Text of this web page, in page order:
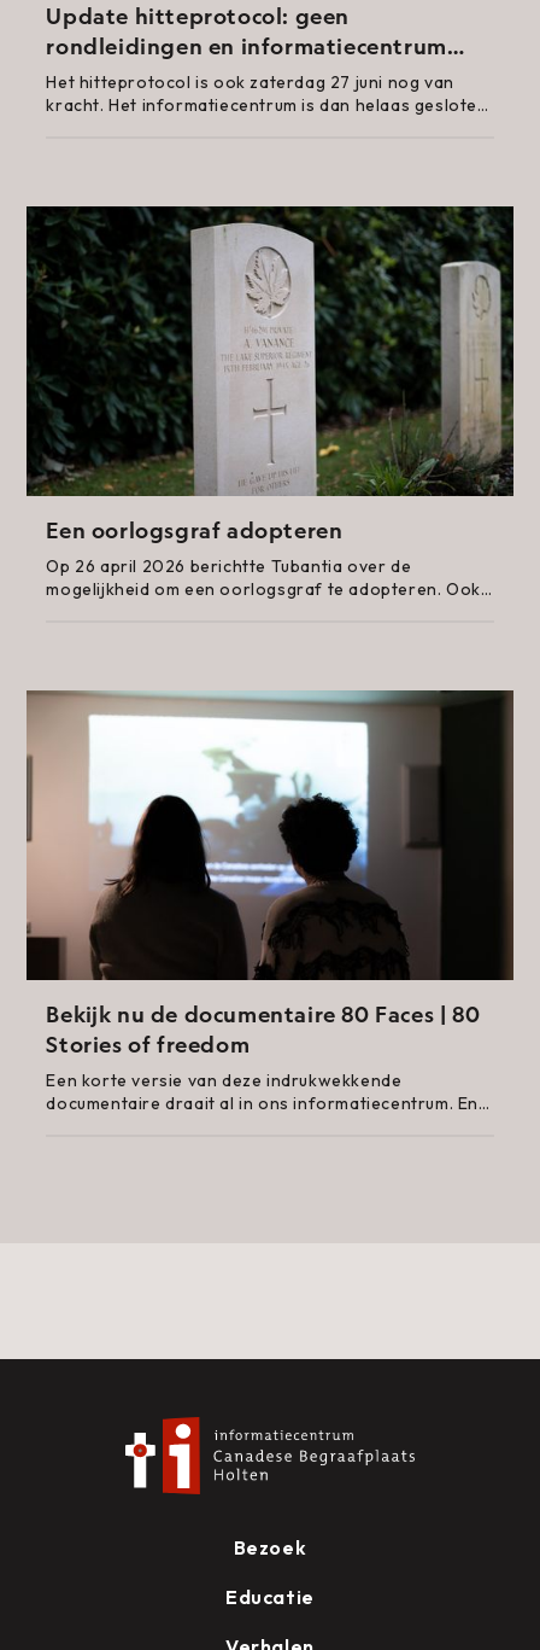
Update hitteprotocol: geen
rondleidingen en informatiecentrum
gesloten
Het hitteprotocol is ook zaterdag 27 juni nog van
kracht. Het informatiecentrum is dan helaas gesloten
Een oorlogsgraf adopteren
Op 26 april 2026 berichtte Tubantia over de
mogelijkheid om een oorlogsgraf te adopteren. Ook
Bekijk nu de documentaire 80 Faces | 80
Stories of freedom
Een korte versie van deze indrukwekkende
documentaire draait al in ons informatiecentrum. En
Bezoek
Educatie